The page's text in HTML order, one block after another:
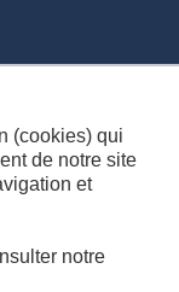
(cookies) qui
de notre site
et
notre
de sécurité